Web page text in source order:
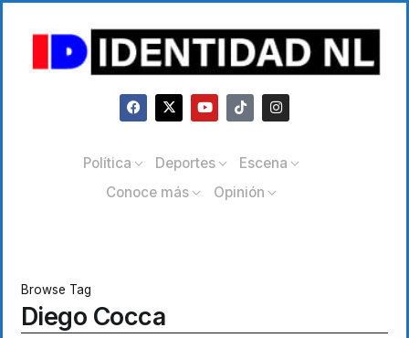
Política Deportes
Escena
Conoce más
Opinión
Browse Tag
Diego Cocca